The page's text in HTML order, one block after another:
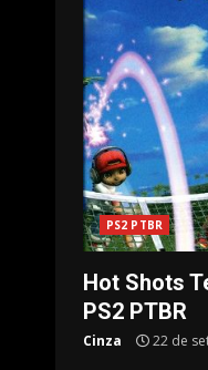
PS2 PTBR
Hot Shots
PS2 PTBR
Cinza 22 de